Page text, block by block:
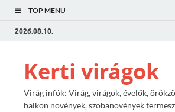
TOP MENU
2026.08.10.
Kerti virágok
Virág infók: Virág, virágok, évelők,
balkon növények, szobanövények